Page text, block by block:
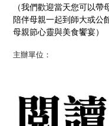
（我們歡迎當天您可以
陪伴母親一起到師大或公
母親節心靈與美食饗宴）
主辦單位：